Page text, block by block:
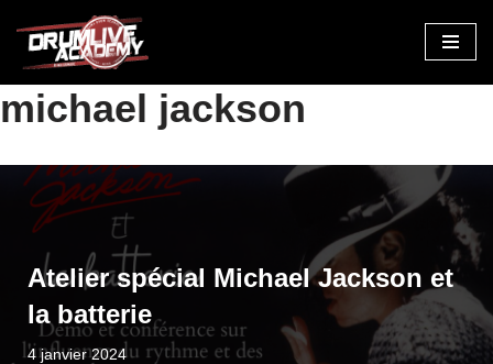
au
contenu
michael jackson
Atelier spécial Michael Jackson et
la batterie
4 janvier 2024